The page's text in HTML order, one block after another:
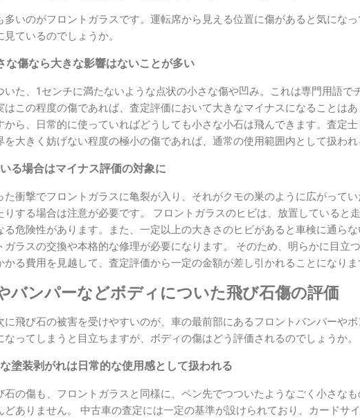
多いのがフロントガラスです。運転席から見える位置に傷があると気にな
ているのでしょうか。
な傷なら大きな影響はないことが多い
いた、1センチに満たないような点状の小さな傷や凹み。これは専門用語で
はこの程度の傷であれば、査定評価において大きなマイナスになることは
から、日常的に使っていればどうしても小さな小石は飛んできます。査定
を大きく妨げない程度の極小の傷であれば、通常の使用範囲内として扱われ
る場合はマイナス評価の対象に
た衝撃でフロントガラスに亀裂が入り、それがクモの巣のように広がって
りする場合は注意が必要です。 フロントガラスのヒビは、放置していると
る危険性があります。また、一定以上の大きさのヒビがあると車検に通ら
ガラスの交換や本格的な修理が必要になります。 そのため、明らかに目立
かる費用を見越して、査定評価から一定の金額が差し引かれることになりま
バンパーなどボディについた飛び石傷の評価
に飛び石の被害を受けやすいのが、車の最前部にあるフロントバンパーや
なってしまうと目立ちますが、ボディの傷はどう評価されるのでしょうか。
塗装剥がれは日常的な使用感として扱われる
石の傷も、フロントガラスと同様に、ペン先でつついたようなごく小さな
どありません。 中古車の査定には一定の基準が設けられており、カードサ